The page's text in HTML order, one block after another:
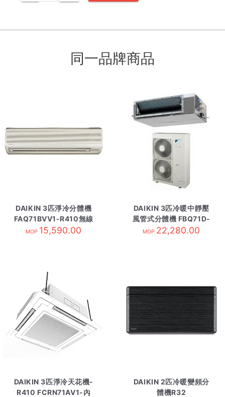
同一品牌商品
DAIKIN 3匹淨冷分體機
FAQ71BVV1-R410無線
控
MOP 15,590.00
DAIKIN 3匹冷暖中靜壓
風管式分體機 FBQ71D-
內-有線控R410
MOP 22,280.00
DAIKIN 3匹淨冷天花機-
R410 FCRN71AV1-內
DAIKIN 2匹冷暖變頻分
體機R32